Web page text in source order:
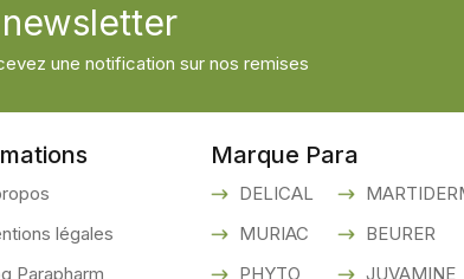
une notification sur nos remises
légales
Parapharm
Marque Para
DELICAL
MURIAC
PHYTO
BEURER
JUVAMINE